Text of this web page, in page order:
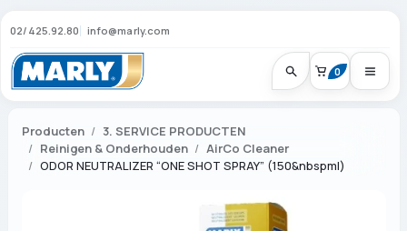
02/425.92.80 info@marly.com
0
Producten
3. SERVICE PRODUCTEN
Reinigen & Onderhouden
AirCo Cleaner
ODOR NEUTRALIZER “ONE SHOT SPRAY” (150&nbspml)